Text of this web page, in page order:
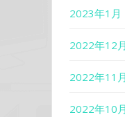
2023年1月
2022年12月
2022年11月
2022年10月